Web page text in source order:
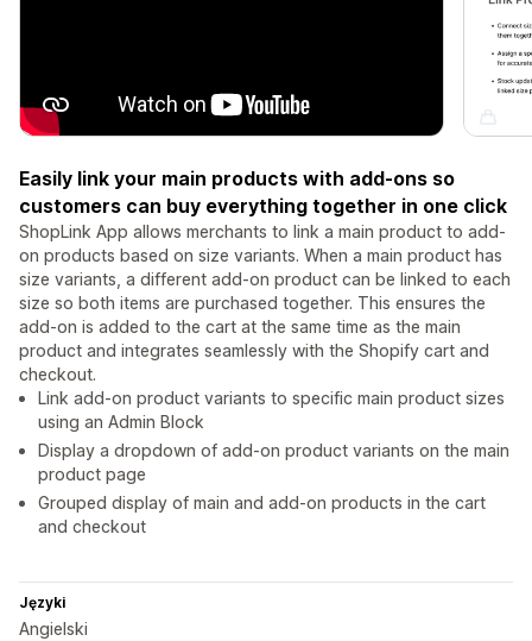
Easily link your main products with add-ons so
customers can buy everything together in one click
ShopLink App allows merchants to link a main product to add-
on products based on size variants. When a main product has
size variants, a different add-on product can be linked to each
size so both items are purchased together. This ensures the
add-on is added to the cart at the same time as the main
product and integrates seamlessly with the Shopify cart and
checkout.
Link add-on product variants to specific main product sizes
using an Admin Block
Display a dropdown of add-on product variants on the main
product page
Grouped display of main and add-on products in the cart
and checkout
Języki
Angielski